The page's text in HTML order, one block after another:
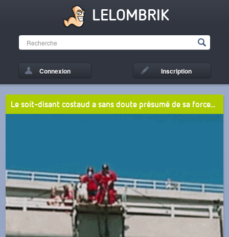
LELOMBRIK
Connexion Inscription
Le soit-disant costaud a sans doute présumé de sa force...